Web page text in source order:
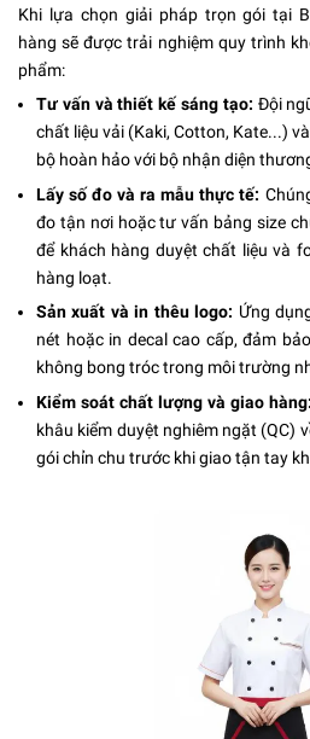
Khi lựa chọn giải pháp trọn gói tại
hàng sẽ được trải nghiệm quy trình
phẩm:
Tư vấn và thiết kế sáng tạo: Đội
chất liệu vải (Kaki, Cotton, Kate...)
bộ hoàn hảo với bộ nhận diện
Lấy số đo và ra mẫu thực tế:
đo tận nơi hoặc tư vấn bảng size
để khách hàng duyệt chất liệu và
hàng loạt.
Sản xuất và in thêu logo: Ứng
nét hoặc in decal cao cấp, đảm
không bong tróc trong môi trường
Kiểm soát chất lượng và giao hàng:
khâu kiểm duyệt nghiêm ngặt (QC)
gói chỉn chu trước khi giao tận tay